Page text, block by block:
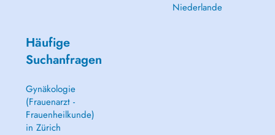
Niederlande
Häufige
Suchanfragen
Gynäkologie
(Frauenarzt -
Frauenheilkunde)
in Zürich